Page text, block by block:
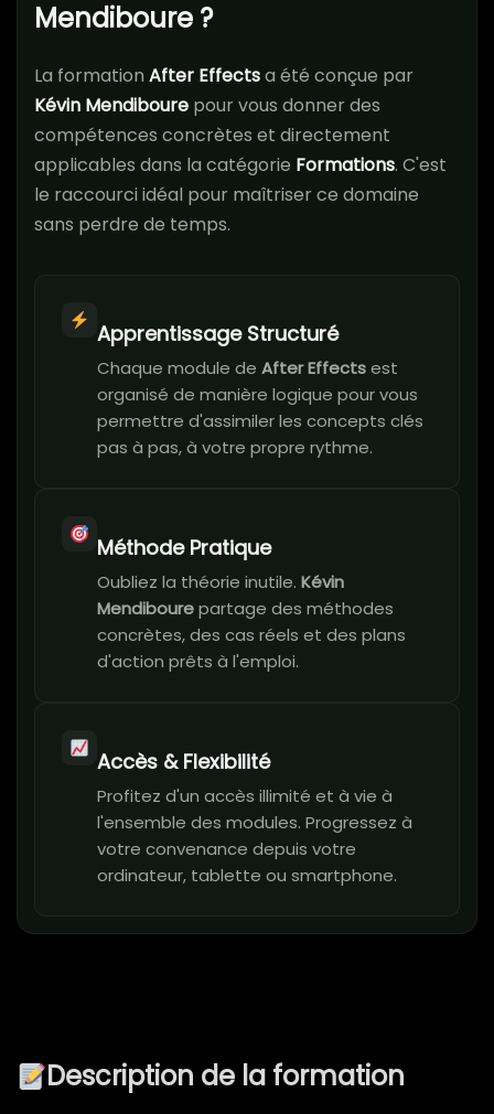
Mendiboure ?
La formation After Effectsa été conçue par
Kévin Mendiboure pour vous donner des
compétences concrètes et directement
applicables dans la catégorie Formations. C'est
le raccourci idéal pour maîtriser ce domaine
sans perdre de temps.
Apprentissage Structuré
Chaque module de After Effectsest
organisé de manière logique pour vous
permettre d'assimiler les concepts clés
pas à pas, à votre propre rythme.
Méthode Pratique
Oubliez la théorie inutile. Kévin
Mendibourepartage des méthodes
concrètes, des cas réels et des plans
d'action prêts à l'emploi.
Accès & Flexibilité
Profitez d'un accès illimité et à vie à
l'ensemble des modules. Progressez à
votre convenance depuis votre
ordinateur, tablette ou smartphone.
Description de la formation